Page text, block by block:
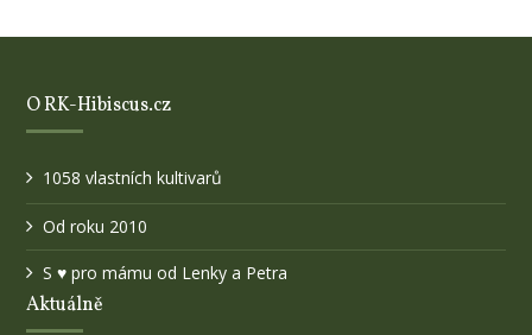
O RK-Hibiscus.cz
1058 vlastních kultivarů
Od roku 2010
S ♥ pro mámu od Lenky a Petra
Aktuálně